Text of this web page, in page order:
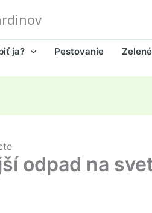
ja? Pestovanie
odpad na